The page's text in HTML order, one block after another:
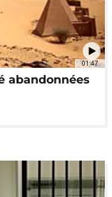
01:47
abandonnées